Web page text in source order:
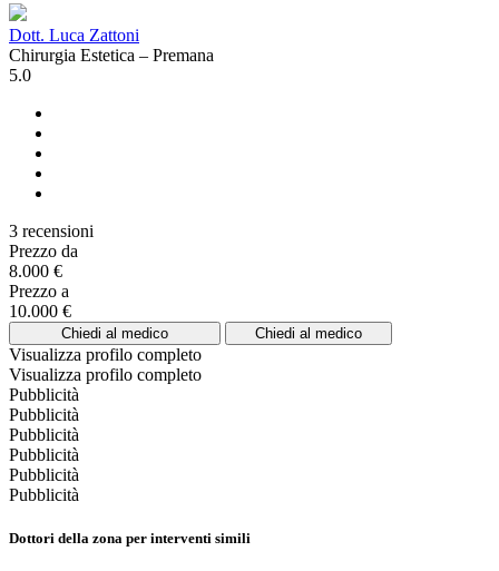
Dott. Luca Zattoni
Chirurgia Estetica – Premana
5.0
3 recensioni
Prezzo da
8.000 €
Prezzo a
10.000 €
Chiedi al medico Chiedi al medico
Visualizza profilo completo
Visualizza profilo completo
Pubblicità
Pubblicità
Pubblicità
Pubblicità
Pubblicità
Pubblicità
Dottori della zona per interventi simili